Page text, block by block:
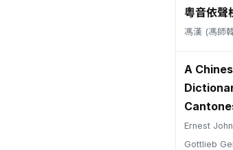
粵音依聲
馮漢 (馮師
A
Ernest
Gottlieb